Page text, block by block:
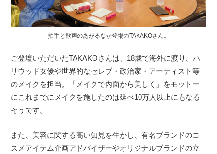
拍手と歓声のあがるなか登場のTAKAKOさん。
ご登壇いただいたTAKAKOさんは、18歳で海外に渡り、ハ
リウッド女優や世界的なセレブ・政治家・アーティスト等
のメイクを担当。「メイクで内面から美しく」をモットー
にこれまでにメイクを施したのは延べ10万人以上にもなる
そうです。
また、美容に関する高い知見を生かし、有名ブランドのコ
スメアイテム企画アドバイザーやオリジナルブランドの立